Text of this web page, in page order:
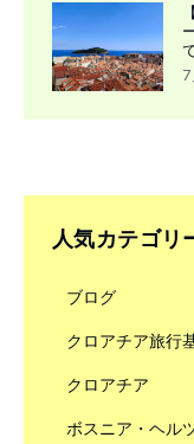
人気カテゴリ
ブログ
クロアチア旅行
クロアチア
ボスニア・ヘル